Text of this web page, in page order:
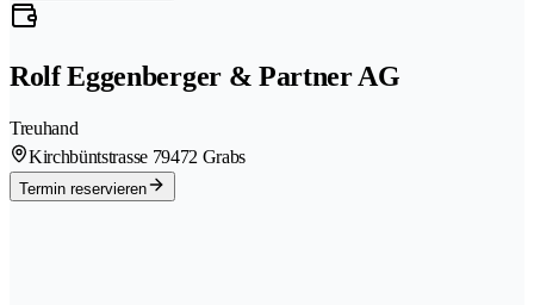
Rolf Eggenberger & Partner AG
Treuhand
Kirchbüntstrasse 79472 Grabs
Termin reservieren